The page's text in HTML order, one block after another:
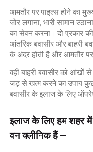
आमतौर पर पाइल्स होने का
जोर लगाना, भारी सामान
का सेवन करना। दो प्रकार
आंतरिक बवासीर और बाहरी
के अंदर होती है और आमतौर पर
वहीं बाहरी बवासीर को
जड़ से खत्म करने का उपाय कुछ
बवासीर के इलाज के लिए
इलाज के लिए हम शहर
वन क्लीनिक हैं –